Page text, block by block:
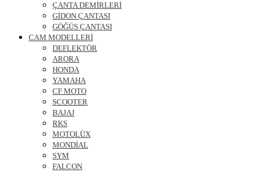
ÇANTA DEMİRLERİ
GİDON ÇANTASI
GÖĞÜS ÇANTASI
CAM MODELLERİ
DEFLEKTÖR
ARORA
HONDA
YAMAHA
CF MOTO
SCOOTER
BAJAJ
RKS
MOTOLÜX
MONDİAL
SYM
FALCON